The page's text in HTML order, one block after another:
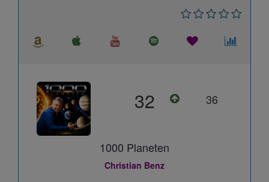
32 36
1000 Planeten
Christian Benz